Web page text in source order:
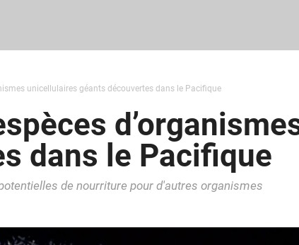
unicellulaires géants découvertes dans le Pacifique
dans le Pacifique
de nourriture pour d'autres organismes